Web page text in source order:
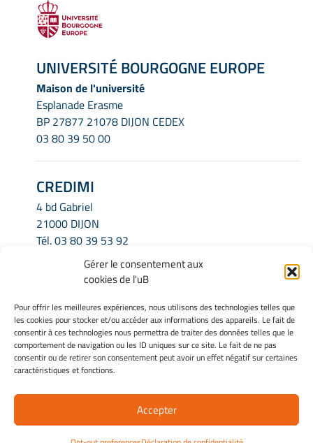
Gérer le consentement aux
cookies de l'uB
Pour offrir les meilleures expériences, nous utilisons des technologies telles que
les cookies pour stocker et/ou accéder aux informations des appareils. Le fait de
consentir à ces technologies nous permettra de traiter des données telles que le
comportement de navigation ou les ID uniques sur ce site. Le fait de ne pas
consentir ou de retirer son consentement peut avoir un effet négatif sur certaines
caractéristiques et fonctions.
Accepter
UNIVERSITÉ BOURGOGNE EUROPE
Maison de l'université
Esplanade Erasme
BP 27877 21078 DIJON CEDEX
03 80 39 50 00
CREDIMI
4 bd Gabriel
21000 DIJON
Tél.03 80 39 53 92
credimi.secretariat@u-bourgogne.fr
INFORMATIONS LÉGALES
Mentions légales
Gérer mes cookies
Politique de cookies
Déclaration de confidentialité
Avertissement
Site Officiel - Credimi @ 2026